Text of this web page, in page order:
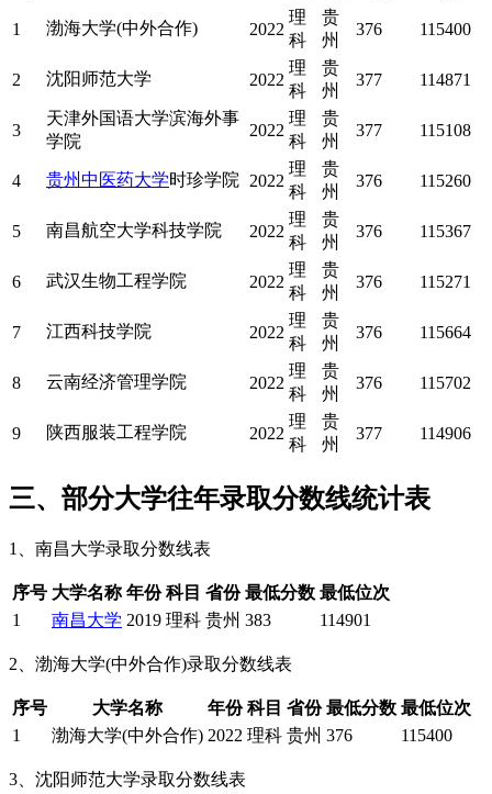
1 渤海大学(中外合作) 2022
理
科
贵
州
376 115400
2 沈阳师范大学 2022
理
科
贵
州
377 114871
3
天津外国语大学滨海外事
学院
2022
理
科
贵
州
377 115108
4 贵州中医药大学时珍学院 2022
理
科
贵
州
376 115260
5 南昌航空大学科技学院 2022
理
科
贵
州
376 115367
6 武汉生物工程学院 2022
理
科
贵
州
376 115271
7 江西科技学院 2022
理
科
贵
州
376 115664
8 云南经济管理学院 2022
理
科
贵
州
376 115702
9 陕西服装工程学院 2022
理
科
贵
州
377 114906
三、部分大学往年录取分数线统计表
1、南昌大学录取分数线表
序号 大学名称 年份 科目 省份 最低分数 最低位次
1
南昌大学 2019 理科 贵州 383 114901
2、渤海大学(中外合作)录取分数线表
序号 大学名称 年份 科目 省份 最低分数 最低位次
1
渤海大学(中外合作) 2022 理科 贵州 376 115400
3、沈阳师范大学录取分数线表